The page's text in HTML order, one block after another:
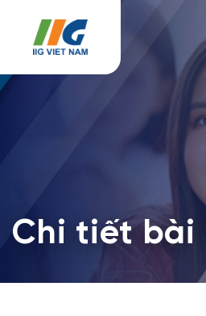
Chi tiết bài